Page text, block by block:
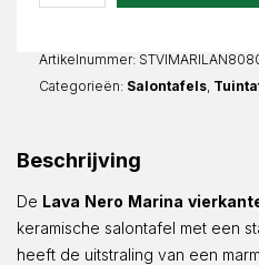
Marina
aantal
Artikelnummer:
Categorieën: Salontafels
Beschrijving
De Lava Nero Marina
keramische salontafel met een
heeft de uitstraling van een